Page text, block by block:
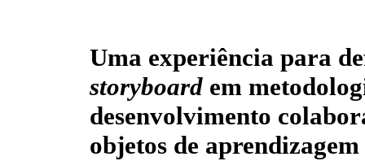
Uma experiência para
storyboard em
desenvolvimento
objetos de aprendizagem